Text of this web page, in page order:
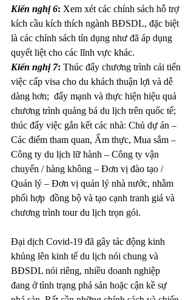
Kiến nghị 6: Xem xét các chính sách hỗ trợ
kích cầu kích thích ngành BĐSDL, đặc biệt
là các chính sách tín dụng như đã áp dụng
quyết liệt cho các lĩnh vực khác.
Kiến nghị 7: Thúc đẩy chương trình cải tiến
việc cấp visa cho du khách thuận lợi và dễ
dàng hơn;  đẩy mạnh và thực hiện hiệu quả
chương trình quảng bá du lịch trên quốc tế;
thúc đẩy việc gắn kết các nhà: Chủ dự án –
Các điểm tham quan, Ẩm thực, Mua sắm –
Công ty du lịch lữ hành – Công ty vận
chuyển / hàng không – Đơn vị đào tạo /
Quản lý – Đơn vị quản lý nhà nước, nhằm
phối hợp  đồng bộ và tạo cạnh tranh giá và
chương trình tour du lịch trọn gói.
Đại dịch Covid-19 đã gây tác động kinh
khủng lên kinh tế du lịch nói chung và
BĐSDL nói riêng, nhiều doanh nghiệp
đang ở tình trạng phá sản hoặc cận kề sự